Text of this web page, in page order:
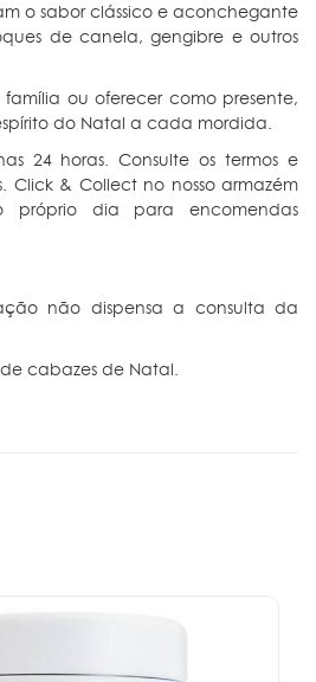
o sabor clássico e aconchegante
de canela, gengibre e outros
ou oferecer como presente,
do Natal a cada mordida.
24 horas. Consulte os termos e
Click & Collect no nosso armazém
próprio dia para encomendas
não dispensa a consulta da
cabazes de Natal.